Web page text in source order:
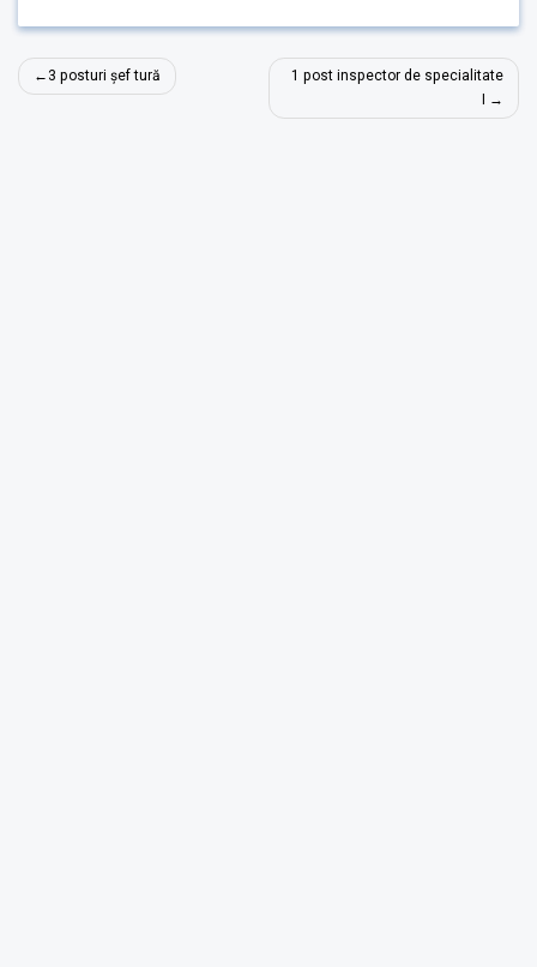
Navigare
în
3 posturi șef tură
1 post inspector de specialitate